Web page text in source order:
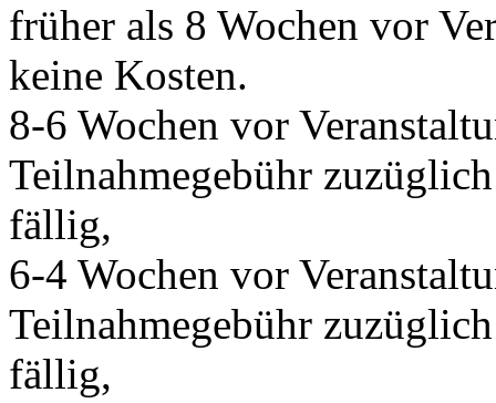
früher als 8 Wochen vor
keine Kosten.
8-6 Wochen vor
Teilnahmegebühr
fällig,
6-4 Wochen vor
Teilnahmegebühr
fällig,